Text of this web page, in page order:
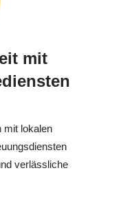
mit
mit lokalen
verlässliche